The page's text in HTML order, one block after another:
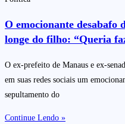
O emocionante
longe do filho: “Queria
O ex-prefeito de Manaus e ex-
em suas redes sociais um
sepultamento do
Continue Lendo »